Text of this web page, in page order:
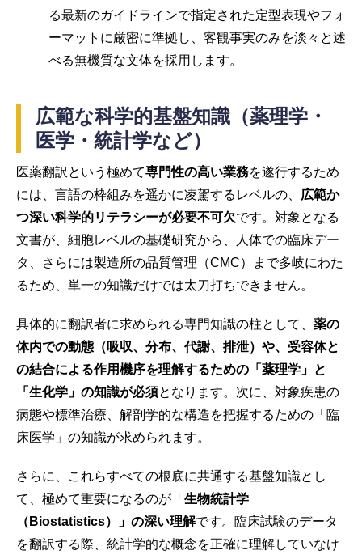
る最新のガイドラインで指定された定型表現やフォ
ーマットに厳密に準拠し、客観事実のみを淡々と述
べる無機質な文体を採用します。
広範な科学的基盤知識（薬理学・
医学・統計学など）
医薬翻訳という極めて専門性の高い業務を遂行するため
には、言語の枠組みを遥かに凌駕するレベルの、 広範か
つ深い科学的リテラシーが必要不可欠です。対象となる
文書が、細胞レベルの基礎研究から、人体での臨床デー
タ、さらには製造所の品質管理（CMC）まで多岐にわた
るため、単一の知識だけでは太刀打ちできません。
具体的に翻訳者に求められる専門知識の柱として、 薬の
体内での動態（吸収、分布、代謝、排泄）や、受容体と
の結合による作用機序を理解するための「薬理学」と
「生化学」の知識が必須となります。次に、対象疾患の
病態や標準治療、解剖学的な構造を把握するための「臨
床医学」の知識が求められます。
さらに、これらすべての根底に共通する基盤知識とし
て、極めて重要になるのが「 生物統計学
（Biostatistics）」の深い理解です。臨床試験のデータ
を翻訳する際、統計学的な概念を正確に理解していなけ